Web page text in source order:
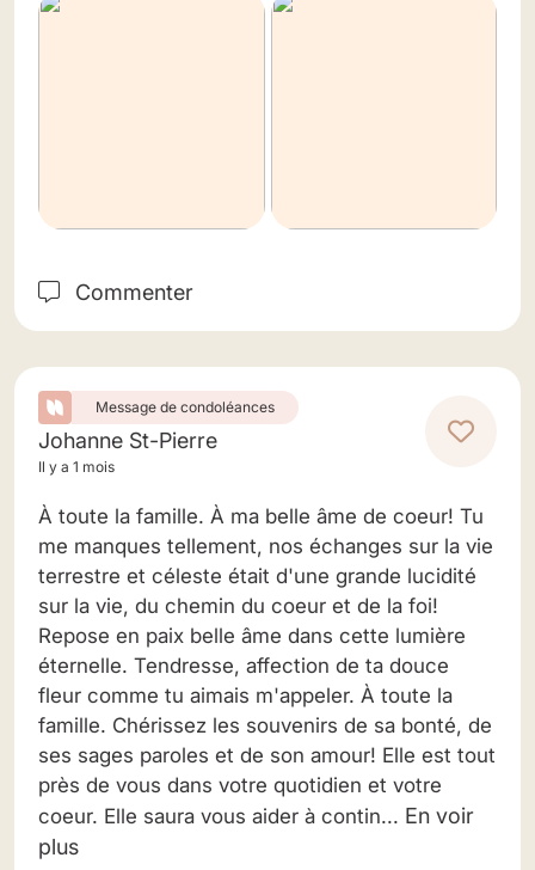
Commenter
Message de condoléances
Johanne St-Pierre
Il y a 1 mois
À toute la famille. À ma belle âme de coeur! Tu
me manques tellement, nos échanges sur la vie
terrestre et céleste était d'une grande lucidité
sur la vie, du chemin du coeur et de la foi!
Repose en paix belle âme dans cette lumière
éternelle. Tendresse, affection de ta douce
fleur comme tu aimais m'appeler. À toute la
famille. Chérissez les souvenirs de sa bonté, de
ses sages paroles et de son amour! Elle est tout
près de vous dans votre quotidien et votre
coeur. Elle saura vous aider à contin... En voir
plus